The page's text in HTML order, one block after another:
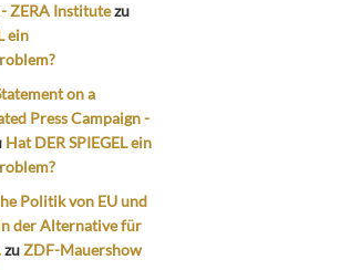
ZERA Institutezu
ein
on a
Press Campaign -
Hat DER SPIEGEL ein
Politik von EU und
der Alternative für
zuZDF-Mauershow